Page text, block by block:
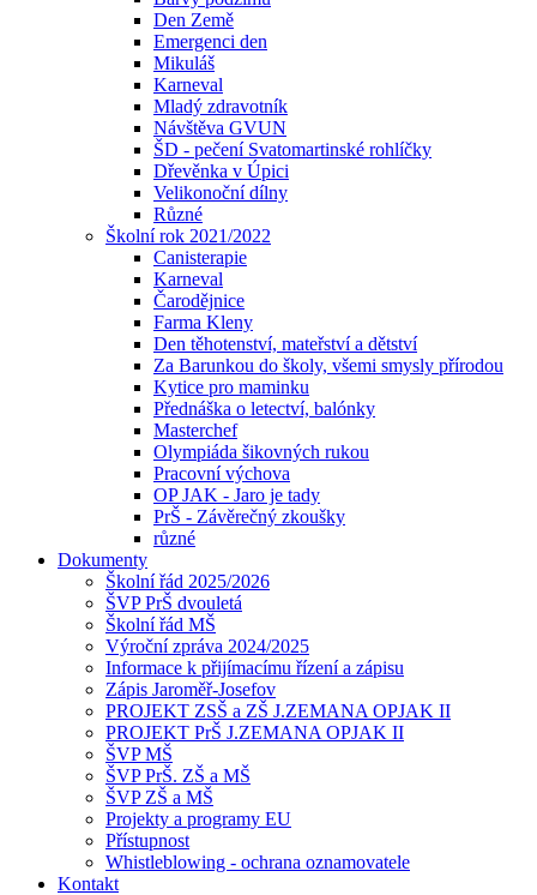
Den Země
Emergenci den
Mikuláš
Karneval
Mladý zdravotník
Návštěva GVUN
ŠD - pečení Svatomartinské rohlíčky
Dřevěnka v Úpici
Velikonoční dílny
Různé
Školní rok 2021/2022
Canisterapie
Karneval
Čarodějnice
Farma Kleny
Den těhotenství, mateřství a dětství
Za Barunkou do školy, všemi smysly přírodou
Kytice pro maminku
Přednáška o letectví, balónky
Masterchef
Olympiáda šikovných rukou
Pracovní výchova
OP JAK - Jaro je tady
PrŠ - Závěrečný zkoušky
různé
Dokumenty
Školní řád 2025/2026
ŠVP PrŠ dvouletá
Školní řád MŠ
Výroční zpráva 2024/2025
Informace k přijímacímu řízení a zápisu
Zápis Jaroměř-Josefov
PROJEKT ZSŠ a ZŠ J.ZEMANA OPJAK II
PROJEKT PrŠ J.ZEMANA OPJAK II
ŠVP MŠ
ŠVP PrŠ. ZŠ a MŠ
ŠVP ZŠ a MŠ
Projekty a programy EU
Přístupnost
Whistleblowing - ochrana oznamovatele
Kontakt